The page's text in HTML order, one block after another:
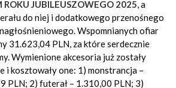
JUBILEUSZOWEGO 2025, a
do niej i dodatkowego przenośnego
Wspomnianych ofiar
31.623,04 PLN, za które serdecznie
Wymienione akcesoria już zostały
i kosztowały one: 1) monstrancja –
PLN; 2) futerał – 1.310,00 PLN; 3)